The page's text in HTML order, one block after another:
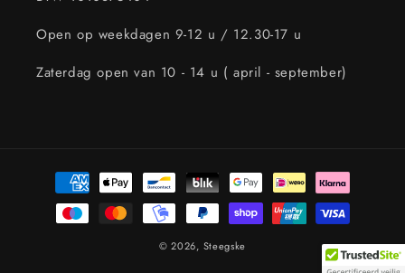
Open op weekdagen 9-12 u / 12.30-17 u
Zaterdag open van 10 - 14 u ( april - september)
Betaalmethoden
© 2026, Steegske